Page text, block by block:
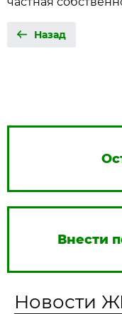
Назад
Внести
Новости